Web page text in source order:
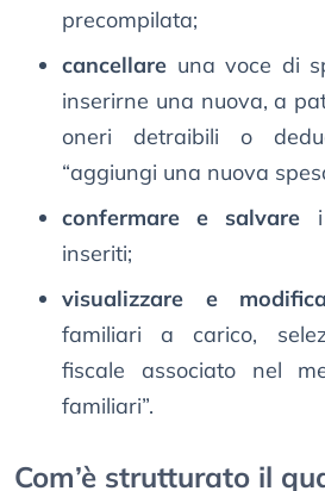
precompilata;
cancellare una voce di
inserirne una nuova, a
oneri detraibili o
“aggiungi una nuova
confermare e salvare i
inseriti;
visualizzare e
familiari a carico,
fiscale associato nel
familiari”.
Com’è strutturato il